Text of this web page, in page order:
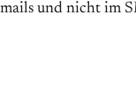
und nicht im